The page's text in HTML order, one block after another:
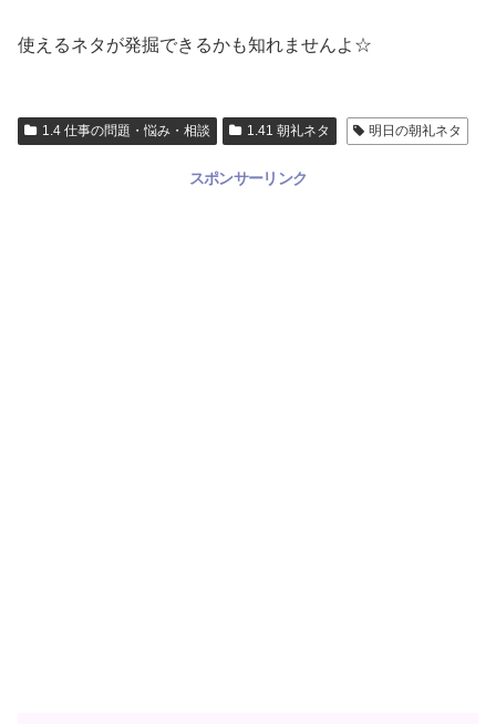
使えるネタが発掘できるかも知れませんよ☆
1.4 仕事の問題・悩み・相談 1.41 朝礼ネタ 明日の朝礼ネタ
スポンサーリンク